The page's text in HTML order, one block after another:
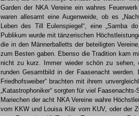
Garden der NKA Vereine ein wahres
waren allesamt eine Augenweide, ob es
Leben des Till Eulenspiegel“, eine „Samba
Publikum wurde mit tänzerischen
die in den Männerballetts der beteiligten
zum Besten gaben. Ebenso die Tradition kam
nicht zu kurz. Immer wieder schön zu sehen,
runden Gesamtbild in der Faasenacht werden.
Friedhofsweiber“ brachten mit ihrem
„Katastrophoniker“ sorgten für viel
Mariechen der acht NKA Vereine wahre
vom KKW und Louisa Klär vom KUV, oder der